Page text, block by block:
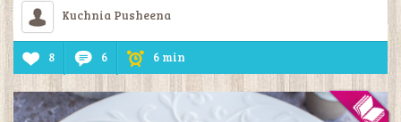
Kuchnia Pusheena
8 6 6 min